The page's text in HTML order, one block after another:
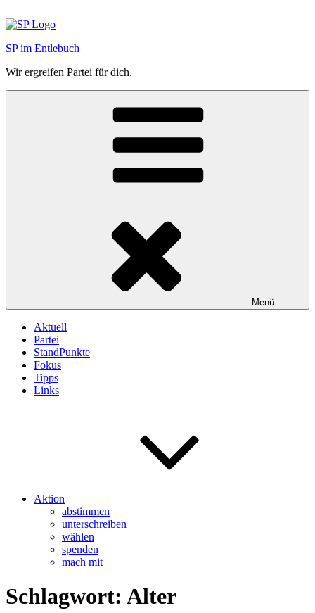
Inhalt
SP im Entlebuch
Wir ergreifen Partei für dich.
Menü
Aktuell
Partei
StandPunkte
Fokus
Tipps
Links
Aktion
abstimmen
unterschreiben
wählen
spenden
mach mit
Schlagwort: Alter